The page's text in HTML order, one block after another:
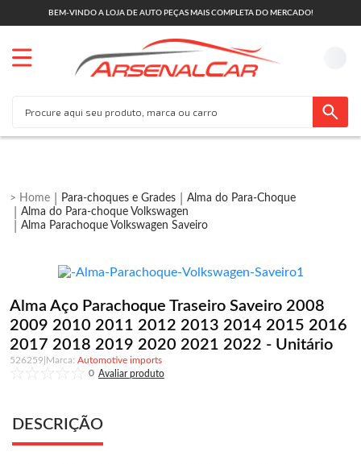
BEM-VINDO A LOJA DE AUTO PEÇAS MAIS COMPLETA DO MERCADO!
Para-choques e Grades
Alma do Para-Choque
Alma do Para-choque Volkswagen
Alma Parachoque Volkswagen Saveiro
Alma Aço Parachoque Traseiro Saveiro 2008
2009 2010 2011 2012 2013 2014 2015 2016
2017 2018 2019 2020 2021 2022 - Unitário
526259
Automotive imports
0
DESCRIÇÃO